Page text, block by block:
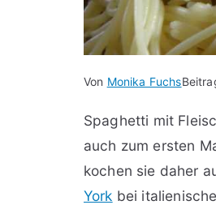
Von Monika Fuchs
Spaghetti mit
auch zum ersten
kochen sie daher
York bei